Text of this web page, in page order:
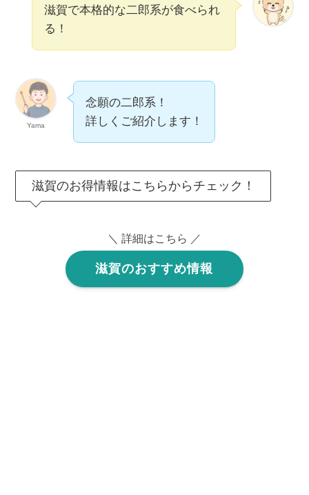
滋賀で本格的な二郎系が食べられ
る！
Yama
念願の二郎系！
詳しくご紹介します！
滋賀のお得情報はこちらからチェック！
＼ 詳細はこちら ／
滋賀のおすすめ情報